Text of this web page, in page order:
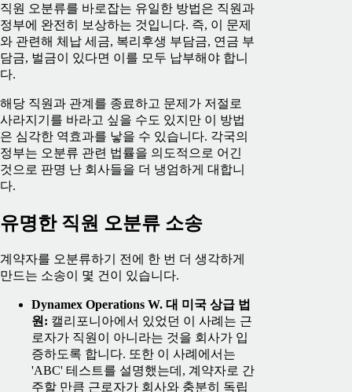
직원 오분류를 바로잡는 유일한 방법은 직원과
정부에 완전히 보상하는 것입니다. 즉, 이 문제
와 관련해 체납 세금, 복리후생 부담금, 연금 부
담금, 벌금이 있다면 이를 모두 납부해야 합니
다.
해당 직원과 관계를 종료하고 문제가 저절로
사라지기를 바라고 싶을 수도 있지만 이 방법
은 심각한 역효과를 낳을 수 있습니다. 각국의
정부는 오분류 관련 법률을 의도적으로 어긴
것으로 판명 난 회사들을 더 냉엄하게 대합니
다.
유명한 직원 오분류 소송
계약자를 오분류하기 전에 한 번 더 생각하게
만드는 소송이 몇 건이 있습니다.
Dynamex Operations W. 대 미국 상급 법
원: 캘리포니아에서 있었던 이 사례는 근
로자가 직원이 아니라는 것을 회사가 입
증하도록 합니다. 또한 이 사례에서는
'ABC' 테스트를 설명했는데, 계약자로 간
주할 만큼 근로자가 회사와 충분히 독립